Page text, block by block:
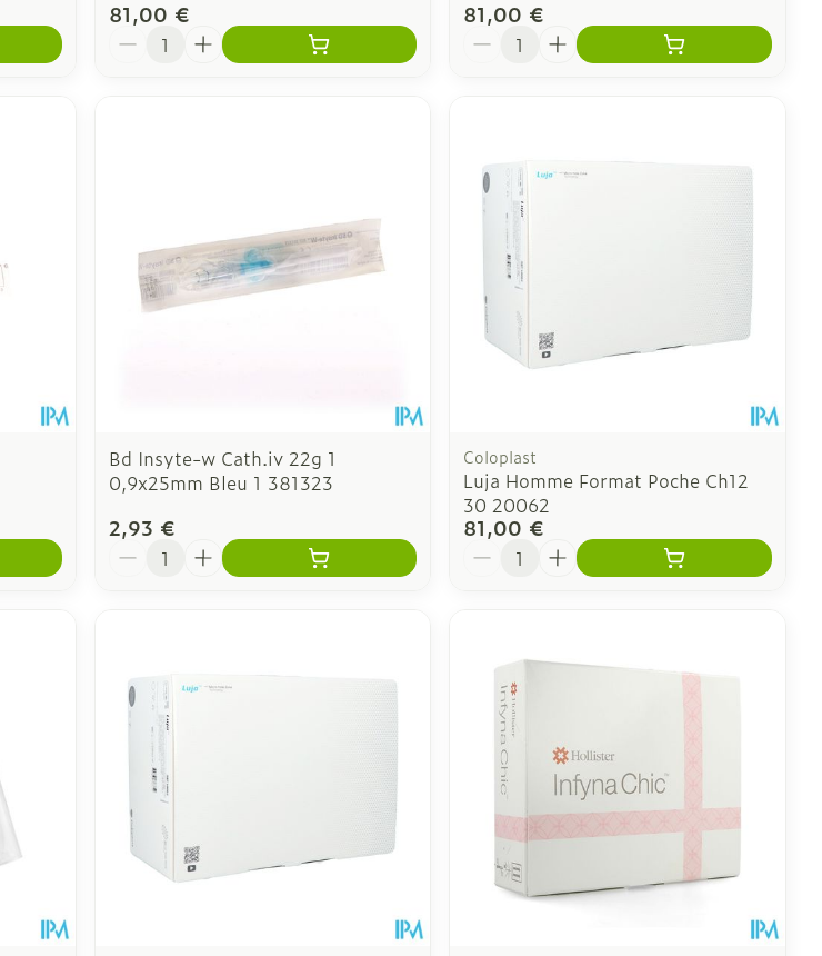
81,00 €
Quantité
81,00 €
Quantité
Bd Insyte-w Cath.iv 22g 1
0,9x25mm Bleu 1 381323
2,93 €
Quantité
Coloplast
Luja Homme Format Poche Ch12
30 20062
81,00 €
Quantité